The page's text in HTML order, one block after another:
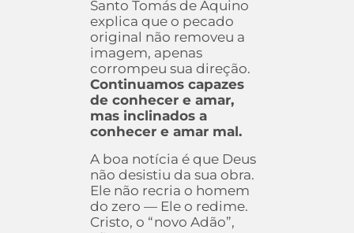
Santo Tomás de Aquino
explica que o pecado
original não removeu a
imagem, apenas
corrompeu sua direção.
Continuamos capazes
de conhecer e amar,
mas inclinados a
conhecer e amar mal.
A boa notícia é que Deus
não desistiu da sua obra.
Ele não recria o homem
do zero — Ele o redime.
Cristo, o “novo Adão”,